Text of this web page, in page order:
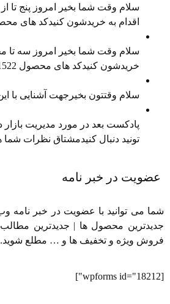
سلام وقت شما بخیر امروز پنج تا
اقدام به خریدشون کنیدکد های محصول ⁠21558-21582-21577⁠-⁠21543⁠-⁠21538⁠در صورت تمایل هم میتونید ⁠پیج اینستاگرام⁠ و ⁠کانال
سلام وقت شما بخیر امروز سه تا
خریدشون کنیدکد های محصول 21522-21527-21537در صورت تمایل هم میتونید پیج اینستاگرام و کانال تلگرام ما را هم دنبال کنید
سلام وقتتون بخیرجهت آشنایی با
پادکست بعد در مورد مدیریت
تونید دنبال کنیدمشتاق نظرات
عضویت در خبر نامه
شما می توانید با عضویت در خبر نامه
جدیدترین محصول ها | جدیدترین مطالب
فروش ویژه و تخفیف ها و … مطلع شوید.
[wpforms id="18212"]